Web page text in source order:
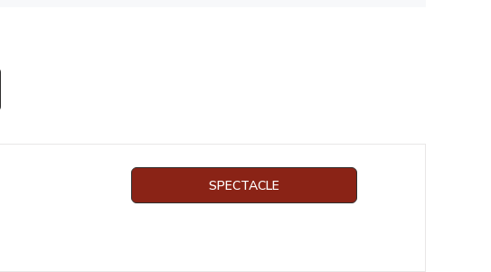
SPECTACLE